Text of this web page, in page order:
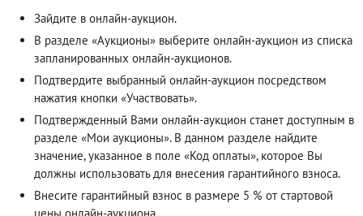
Зайдите в онлайн-аукцион.
В разделе «Аукционы» выберите онлайн-аукцион из списка
запланированных онлайн-аукционов.
Подтвердите выбранный онлайн-аукцион посредством
нажатия кнопки «Участвовать».
Подтвержденный Вами онлайн-аукцион станет доступным в
разделе «Мои аукционы». В данном разделе найдите
значение, указанное в поле «Код оплаты», которое Вы
должны использовать для внесения гарантийного взноса.
Внесите гарантийный взнос в размере 5 % от стартовой